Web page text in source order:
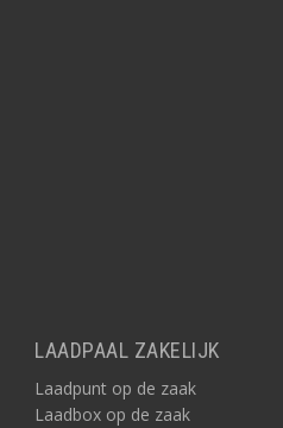
LAADPAAL ZAKELIJK
Laadpunt op de zaak
Laadbox op de zaak